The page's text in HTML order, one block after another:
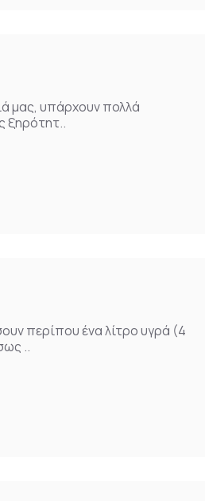
μας, υπάρχουν πολλά
ξηρότητ..
περίπου ένα λίτρο υγρά (4
..